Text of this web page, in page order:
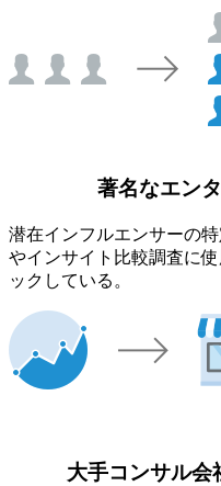
著名なエン
潜在インフルエンサーの
やインサイト比較調査に
ックしている。
大手コンサル会